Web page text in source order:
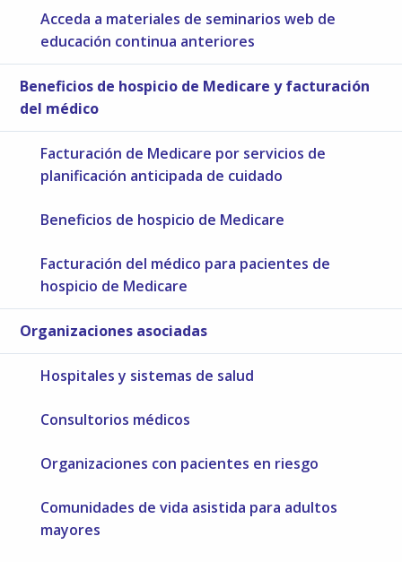
Acceda a materiales de seminarios web de
educación continua anteriores
Beneficios de hospicio de Medicare y facturación
del médico
Facturación de Medicare por servicios de
planificación anticipada de cuidado
Beneficios de hospicio de Medicare
Facturación del médico para pacientes de
hospicio de Medicare
Organizaciones asociadas
Hospitales y sistemas de salud
Consultorios médicos
Organizaciones con pacientes en riesgo
Comunidades de vida asistida para adultos
mayores